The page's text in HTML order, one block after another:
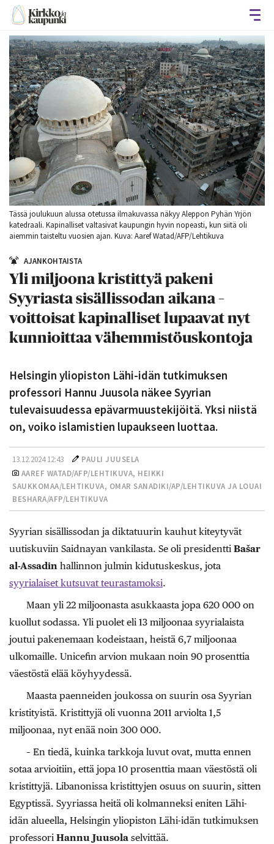
Tässä joulukuun alussa otetussa ilmakuvassa näkyy Aleppon Pyhän Yrjön
katedraali. Kapinalliset valtasivat kaupungin hyvin nopeasti, kun siitä oli
aiemmin taisteltu vuosien ajan. Kuva: Aaref Watad/AFP/Lehtikuva
AJANKOHTAISTA
Yli miljoona kristittyä pakeni
Syyriasta sisällissodan aikana –
voittoisat kapinalliset lupaavat nyt
kunnioittaa vähemmistöuskontoja
Helsingin yliopiston Lähi-idän tutkimuksen
professori Hannu Juusola näkee Syyrian
tulevaisuudessa epävarmuustekijöitä. Yksi niistä
on, voiko islamistien lupaukseen luottaa.
13.12.2024 12:43
PAULI JUUSELA
AAREF WATAD/AFP/LEHTIKUVA, HEIKKI
SAUKKOMAA/LEHTIKUVA, OMAR SANADIKI/AP/LEHTIKUVA JA LOUAI
BESHARA/AFP/LEHTIKUVA
Syyrian sisällissodan ja diktatuurin kauhut kiteytyvät
uutiskuviin Saidnayan vankilasta. Se oli presidentti Bašar
al-Assadin hallinnon julmin kidutuskeskus, jota
syyrialaiset kutsuvat teurastamoksi.
Maan yli 22 miljoonasta asukkaasta jopa 620 000 on
kuollut sodassa. Yli puolet eli 13 miljoonaa syyrialaista
joutui pakenemaan kodeistaan, heistä 6,7 miljoonaa
ulkomaille. Unicefin arvion mukaan noin 90 prosenttia
väestöstä elää köyhyydessä.
Maasta paenneiden joukossa on suurin osa Syyrian
kristityistä. Kristittyjä oli vuonna 2011 arviolta 1,5
miljoonaa, nyt enää noin 300 000.
– En tiedä, kuinka tarkkoja luvut ovat, mutta ennen
sotaa arvioitiin, että jopa 10 prosenttia maan väestöstä oli
kristittyjä. Libanonissa kristittyjen osuus on suurin, sitten
Egyptissä. Syyriassa heitä oli kolmanneksi eniten Lähi-
idän alueella, Helsingin yliopiston Lähi-idän tutkimuksen
professori Hannu Juusola selvittää.